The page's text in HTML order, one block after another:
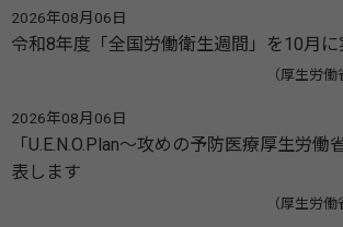
2026年08月06日
令和8年度「全国労働衛生週間」を10月に
（厚生労
2026年08月06日
「U.E.N.O.Plan～攻めの予防医療厚生労働
表します
（厚生労